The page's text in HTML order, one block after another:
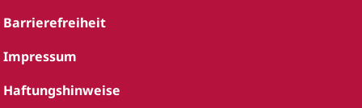
Barrierefreiheit
Impressum
Haftungshinweise